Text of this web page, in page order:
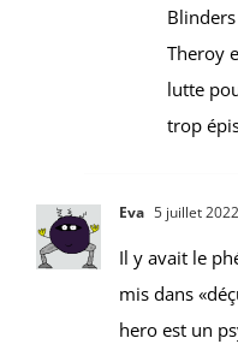
Theroy
lutte
trop
Eva 5 juillet
Il y avait le
mis dans
hero est un